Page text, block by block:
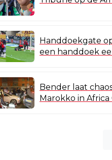
Handdoekgate
een handdoek
Bender laat
Marokko in Africa